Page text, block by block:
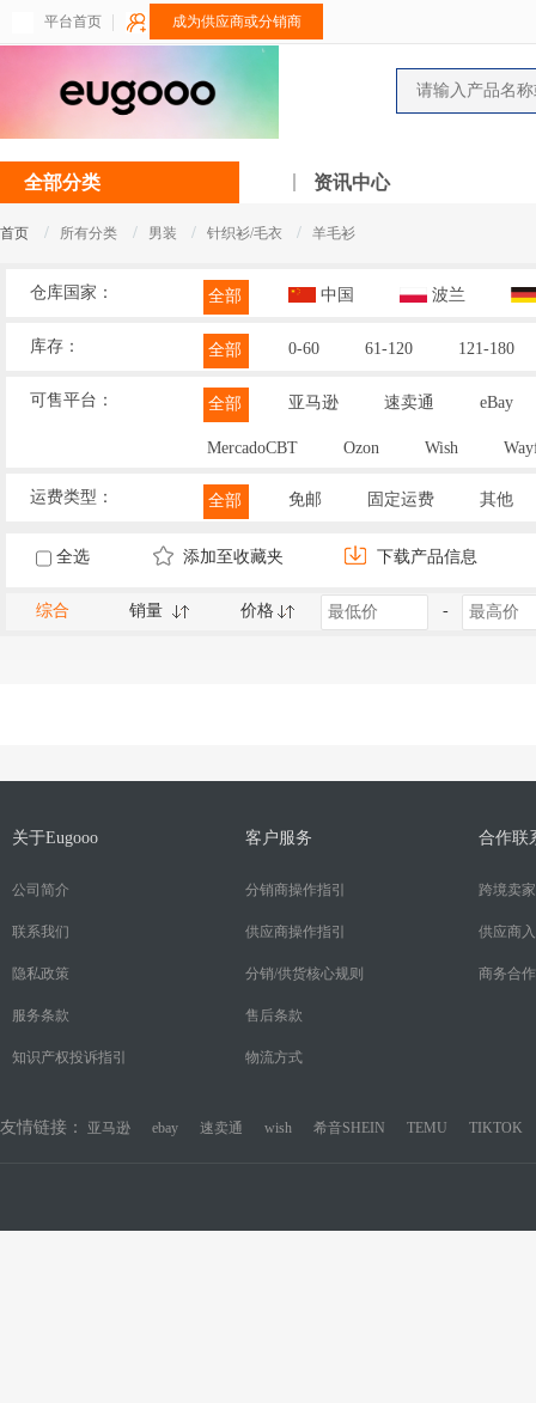
平台首页 成为供应商或分销商
全部分类 资讯中心
首页 / 所有分类 / 男装 / 针织衫/毛衣 / 羊毛衫
仓库国家： 全部 中国 波兰
库存： 全部 0-60 61-120 121-180
可售平台： 全部 亚马逊 速卖通 eBay
MercadoCBT Ozon Wish
运费类型： 全部 免邮 固定运费 其他
全选 添加至收藏夹 下载产品信息
综合 销量 价格 -
关于Eugooo
公司简介
联系我们
隐私政策
服务条款
知识产权投诉指引
客户服务
分销商操作指引
供应商操作指引
分销/供货核心规则
售后条款
物流方式
合作联
跨境卖
供应商
商务合作
友情链接： 亚马逊 ebay 速卖通 wish 希音SHEIN TEMU TIKTOK